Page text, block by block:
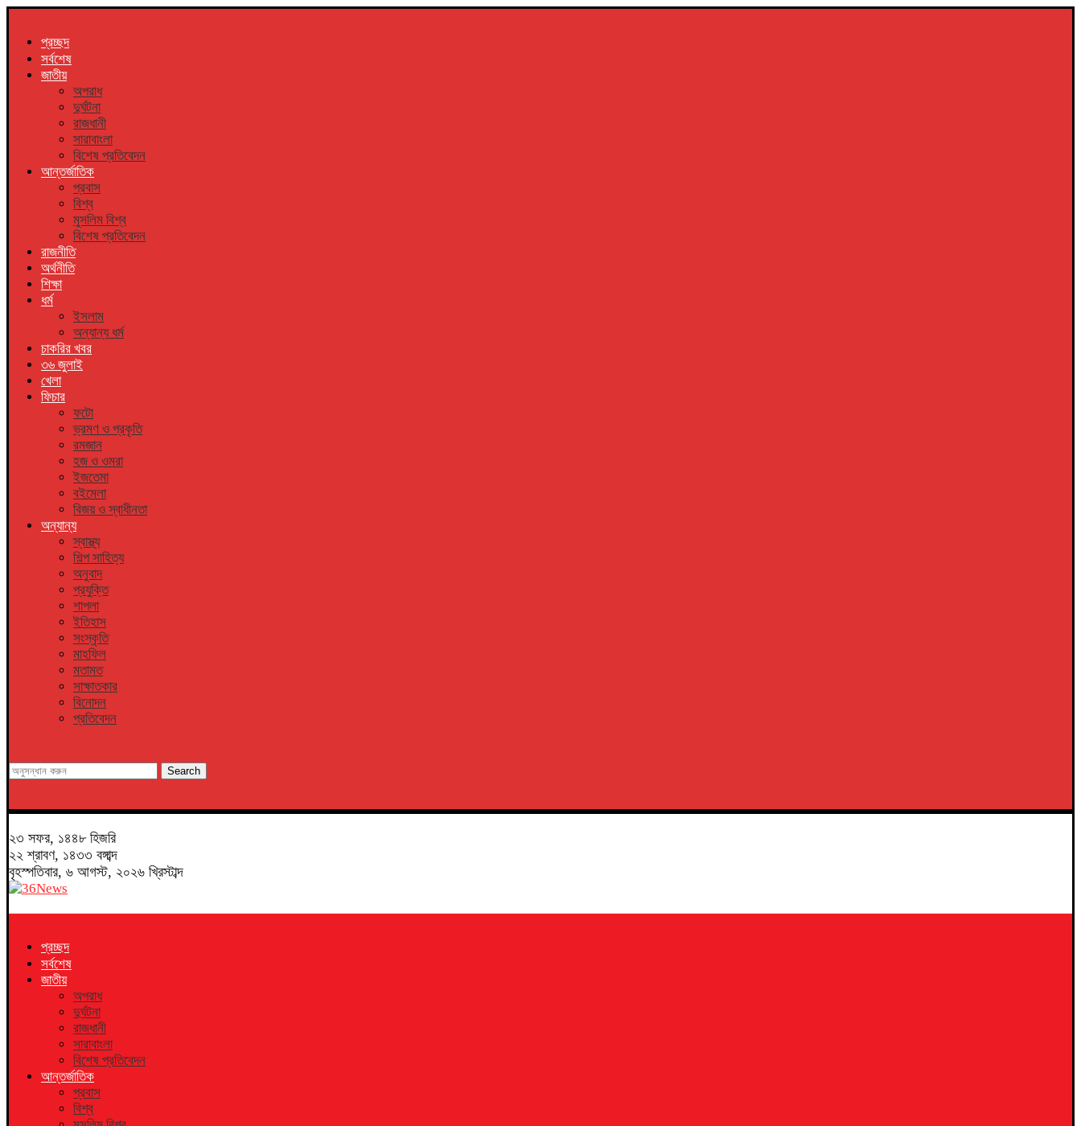
প্রচ্ছদ
সর্বশেষ
জাতীয়
অপরাধ
দুর্ঘটনা
রাজধানী
সারাবাংলা
বিশেষ প্রতিবেদন
আন্তর্জাতিক
প্রবাস
বিশ্ব
মুসলিম বিশ্ব
বিশেষ প্রতিবেদন
রাজনীতি
অর্থনীতি
শিক্ষা
ধর্ম
ইসলাম
অন্যান্য ধর্ম
চাকরির খবর
৩৬ জুলাই
খেলা
ফিচার
ফটো
ভ্রমণ ও প্রকৃতি
রমজান
হজ ও ওমরা
ইজতেমা
বইমেলা
বিজয় ও স্বাধীনতা
অন্যান্য
স্বাস্থ্য
শিল্প সাহিত্য
অনুবাদ
প্রযুক্তি
শাপলা
ইতিহাস
সংস্কৃতি
মাহফিল
মতামত
সাক্ষাতকার
বিনোদন
প্রতিবেদন
Search
২৩ সফর, ১৪৪৮ হিজরি
২২ শ্রাবণ, ১৪৩৩ বঙ্গাব্দ
বৃহস্পতিবার, ৬ আগস্ট, ২০২৬ খ্রিস্টাব্দ
প্রচ্ছদ
সর্বশেষ
জাতীয়
অপরাধ
দুর্ঘটনা
রাজধানী
সারাবাংলা
বিশেষ প্রতিবেদন
আন্তর্জাতিক
প্রবাস
বিশ্ব